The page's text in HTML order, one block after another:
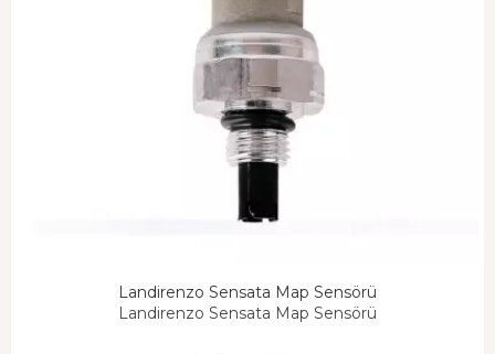
Landirenzo Sensata Map Sensörü
Landirenzo Sensata Map Sensörü